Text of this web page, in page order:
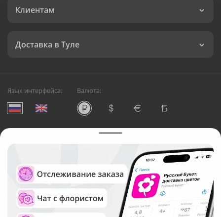
Клиентам
Доставка в Туле
Язык интерфейса: Валюта:
Служба круглосуточной доставки цветов в Туле
Русский Букет, 2026
Общество с ограниченной ответственностью «Технология»
ОГРН: 1195476081745, ИНН: 5410081997
Юридический адрес: г. Новосибирск, ул. Ипподромская,
д.42, оф. 3